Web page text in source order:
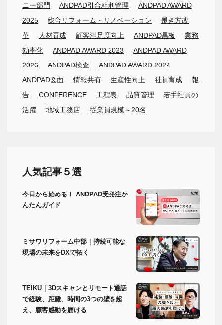
ニー部門
ANDPAD引合粗利管理
ANDPAD AWARD
2025
総合リフォーム・リノベーション
働き方改
革
人材育成 顧客満足度向上 ANDPAD黒板
業務
効率化
ANDPAD AWARD 2023
ANDPAD AWARD
2026
ANDPAD検査
ANDPAD AWARD 2022
ANDPAD図面
情報共有 生産性向上 社員育成
報
告
CONFERENCE 工程表 品質管理
若手社員の
活躍
地域工務店 従業員規模～20名
人気記事５選
今日から始める！ ANDPAD受発注か
んたんガイド
ミサワリフォーム中部｜持続可能な
現場の未来をDXで拓く
TEIKU｜3Dスキャンとリモート通話
で経験、距離、時間の3つの壁を超
え、顧客感動を届ける